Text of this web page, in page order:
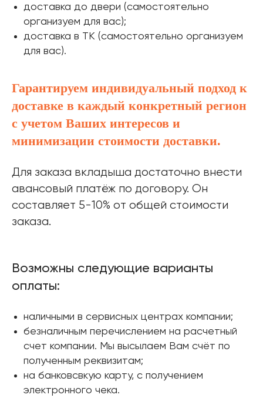
доставка до двери (самостоятельно
организуем для вас);
доставка в ТК (самостоятельно организуем
для вас).
Гарантируем индивидуальный подход к
доставке в каждый конкретный регион
с учетом Ваших интересов и
минимизации стоимости доставки.
Для заказа вкладыша достаточно внести
авансовый платёж по договору. Он
составляет 5-10% от общей стоимости
заказа.
Возможны следующие варианты
оплаты:
наличными в сервисных центрах компании;
безналичным перечислением на расчетный
счет компании. Мы высылаем Вам счёт по
полученным реквизитам;
на банковсвкую карту, с получением
электронного чека.